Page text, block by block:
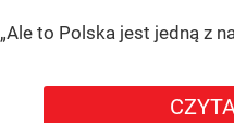
„Ale to Polska jest jedną z